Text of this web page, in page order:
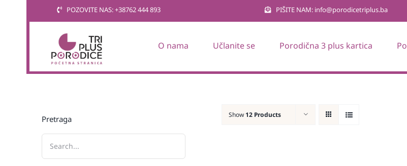
POZOVITE NAS: +38762 444 893 PIŠITE NAM: info@porodicetriplus.ba
O nama Učlanite se Porodična 3 plus kartica
Show 12 Products
Pretraga